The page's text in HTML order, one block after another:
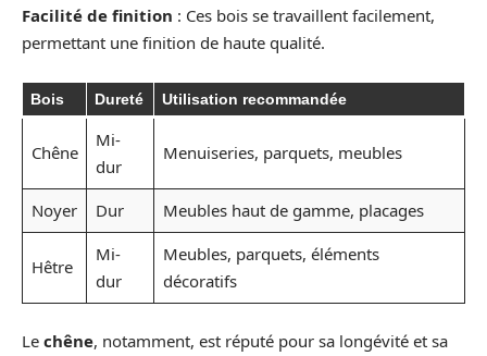
Facilité de finition : Ces bois se travaillent facilement,
permettant une finition de haute qualité.
Bois Dureté Utilisation recommandée
Chêne
Mi-
dur
Menuiseries, parquets, meubles
Noyer Dur Meubles haut de gamme, placages
Hêtre
Mi-
dur
Meubles, parquets, éléments
décoratifs
Le chêne, notamment, est réputé pour sa longévité et sa